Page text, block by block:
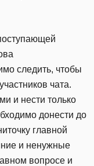
следить, чтобы
чата.
и нести только
донести до
главной
и ненужные
вопросе и